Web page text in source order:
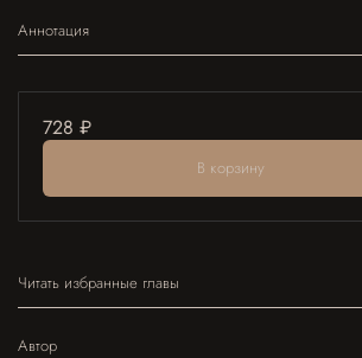
Аннотация
728 ₽
В корзину
Читать избранные главы
Автор